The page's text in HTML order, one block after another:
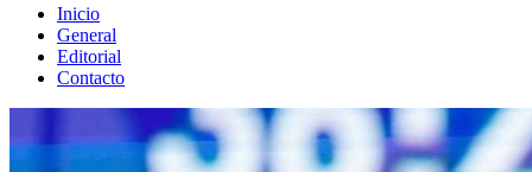
Inicio
General
Editorial
Contacto